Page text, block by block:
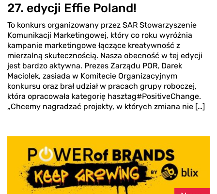
27. edycji Effie Poland!
To konkurs organizowany przez SAR Stowarzyszenie
Komunikacji Marketingowej, który co roku wyróżnia
kampanie marketingowe łączące kreatywność z
mierzalną skutecznością. Nasza obecność w tej edycji
jest bardzo aktywna. Prezes Zarządu POR, Darek
Maciolek, zasiada w Komitecie Organizacyjnym
konkursu oraz brał udział w pracach grupy roboczej,
która opracowała kategorię hasztag#PositiveChange.
„Chcemy nagradzać projekty, w których zmiana nie […]